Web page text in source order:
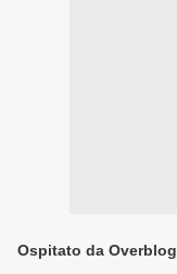
Ospitato da Overblog